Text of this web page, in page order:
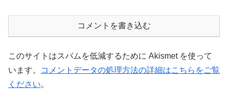
コメントを書き込む
このサイトはスパムを低減するために Akismet を使って
います。
コメントデータの処理方法の詳細はこちらをご覧
ください。